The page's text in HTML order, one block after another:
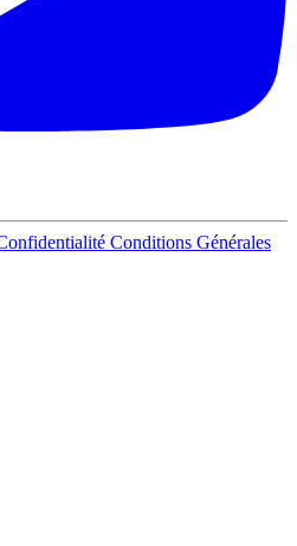
Conditions Générales